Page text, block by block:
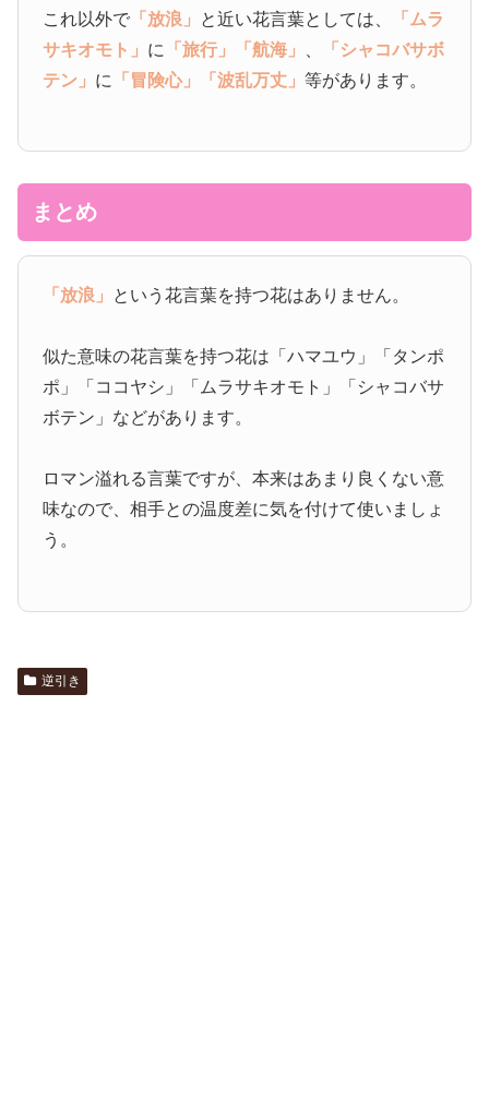
これ以外で 「放浪」 と近い花言葉としては、
「ムラ
サキオモト」 に 「旅行」 「航海」
「シャコバサボ
テン」 に 「冒険心」 「波乱万丈」等があります。
まとめ
「放浪」 という花言葉を持つ花はありません。
似た意味の花言葉を持つ花は「ハマユウ」「タンポ
ポ」「ココヤシ」「ムラサキオモト」「シャコバサ
ボテン」などがあります。
ロマン溢れる言葉ですが、本来はあまり良くない意
味なので、相手との温度差に気を付けて使いましょ
う。
逆引き